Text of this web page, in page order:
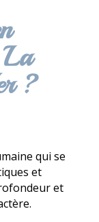
La
?
qui se
et
et